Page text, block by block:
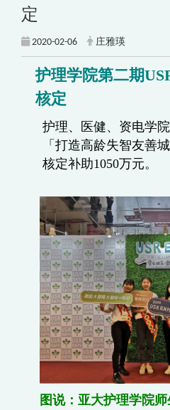
定
2020-02-06 庄雅瑛
护理学院第二期
核定
护理、医健、资电学
「打造高龄失智友善
核定补助1050万元。
图说：亚大护理学院